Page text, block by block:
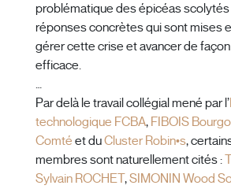
problématique des épicéas
réponses concrètes qui sont mises
gérer cette crise et avancer de
efficace.
…
Par delà le travail collégial mené par l’
technologique FCBA, FIBOIS
Comté et duCluster Robin•s,
membres sont naturellement cités :
Sylvain ROCHET,SIMONIN Wood